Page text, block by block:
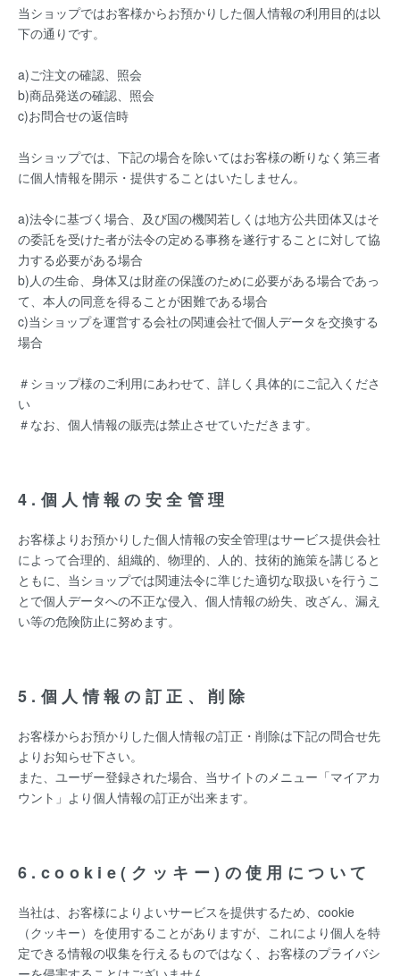
当ショップではお客様からお預かりした個人情報の利用目的は以
下の通りです。
a)ご注文の確認、照会
b)商品発送の確認、照会
c)お問合せの返信時
当ショップでは、下記の場合を除いてはお客様の断りなく第三者
に個人情報を開示・提供することはいたしません。
a)法令に基づく場合、及び国の機関若しくは地方公共団体又はそ
の委託を受けた者が法令の定める事務を遂行することに対して協
力する必要がある場合
b)人の生命、身体又は財産の保護のために必要がある場合であっ
て、本人の同意を得ることが困難である場合
c)当ショップを運営する会社の関連会社で個人データを交換する
場合
＃ショップ様のご利用にあわせて、詳しく具体的にご記入くださ
い
＃なお、個人情報の販売は禁止させていただきます。
4.個人情報の安全管理
お客様よりお預かりした個人情報の安全管理はサービス提供会社
によって合理的、組織的、物理的、人的、技術的施策を講じると
ともに、当ショップでは関連法令に準じた適切な取扱いを行うこ
とで個人データへの不正な侵入、個人情報の紛失、改ざん、漏え
い等の危険防止に努めます。
5.個人情報の訂正、削除
お客様からお預かりした個人情報の訂正・削除は下記の問合せ先
よりお知らせ下さい。
また、ユーザー登録された場合、当サイトのメニュー「マイアカ
ウント」より個人情報の訂正が出来ます。
6.cookie(クッキー)の使用について
当社は、お客様によりよいサービスを提供するため、cookie
（クッキー）を使用することがありますが、これにより個人を特
定できる情報の収集を行えるものではなく、お客様のプライバシ